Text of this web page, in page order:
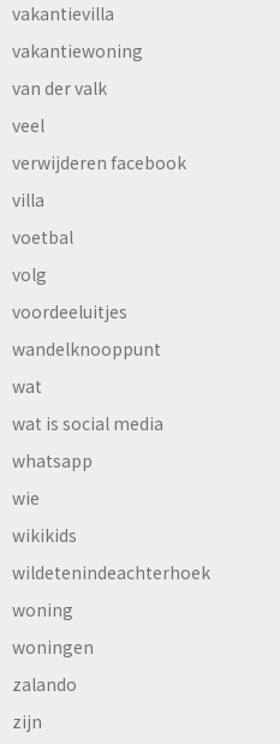
vakantievilla
vakantiewoning
van der valk
veel
verwijderen facebook
villa
voetbal
volg
voordeeluitjes
wandelknooppunt
wat
wat is social media
whatsapp
wie
wikikids
wildetenindeachterhoek
woning
woningen
zalando
zijn